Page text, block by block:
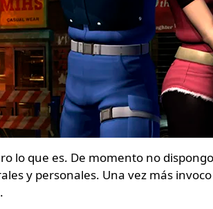
lo que es. De momento no
y personales. Una vez más